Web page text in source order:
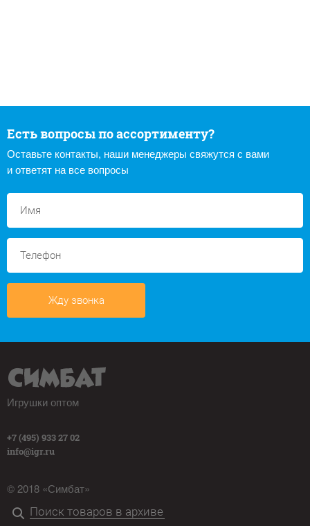
Есть вопросы по ассортименту?
Оставьте контакты, наши менеджеры свяжутся с вами
и ответят на все вопросы
Жду звонка
Игрушки оптом
+7 (495) 933 27 02
info@igr.ru
© 2018 «Симбат»